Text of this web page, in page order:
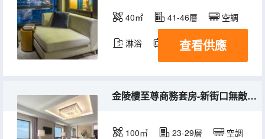
40㎡ 41-46層 空調
淋浴 電視機 冰箱
查看供應
金陵樓至尊商務套房-新街口無敵景觀
100㎡ 23-29層 空調